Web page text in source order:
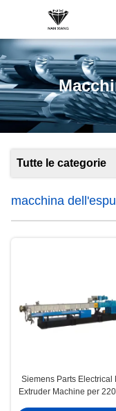
Tutte le categorie
macchina
Siemens Parts Electrical
Extruder Machine per